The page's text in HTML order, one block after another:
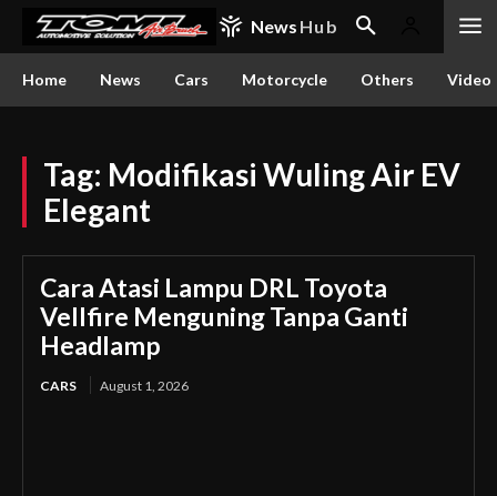
News Hub
Home News Cars Motorcycle Others Video
Tag: Modifikasi Wuling Air EV
Elegant
Cara Atasi Lampu DRL Toyota
Vellfire Menguning Tanpa Ganti
Headlamp
CARS August 1, 2026